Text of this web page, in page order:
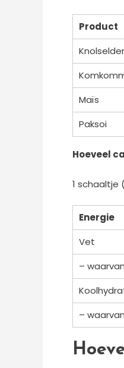
Product
Maïs
Paksoi
Hoeveel
1 schaaltje
Energie
Vet
–
–